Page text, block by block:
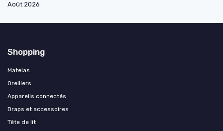
Août 2026
Shopping
Matelas
Oreillers
Appareils connectés
Draps et accessoires
Tête de lit